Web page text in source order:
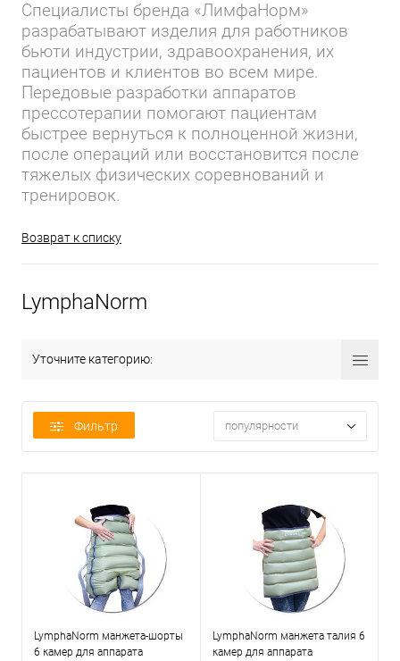
Специалисты бренда «ЛимфаНорм»
разрабатывают изделия для работников
бьюти индустрии, здравоохранения, их
пациентов и клиентов во всем мире.
Передовые разработки аппаратов
прессотерапии помогают пациентам
быстрее вернуться к полноценной жизни,
после операций или восстановится после
тяжелых физических соревнований и
тренировок.
Возврат к списку
LymphaNorm
Уточните категорию:
Фильтр популярности
LymphaNorm манжета-шорты
6 камер для аппарата
LymphaNorm манжета талия 6
камер для аппарата